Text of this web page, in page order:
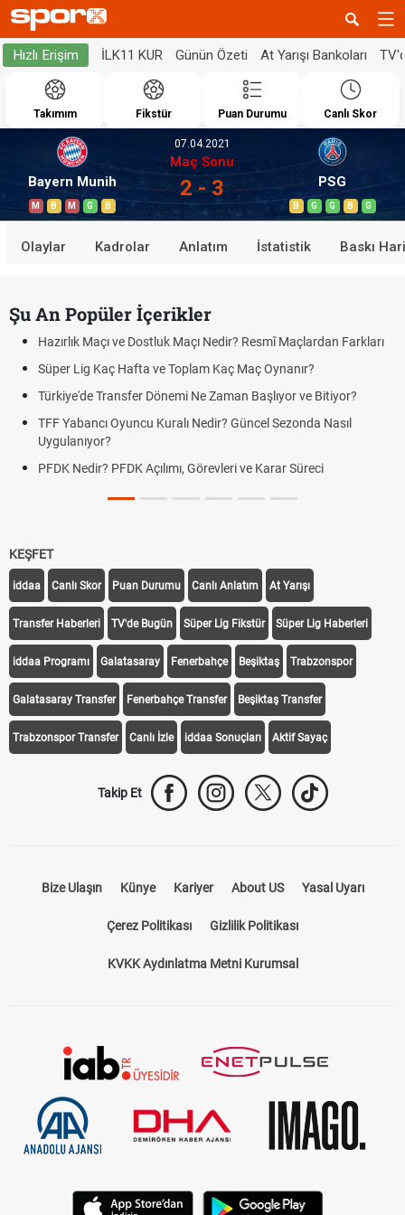
Hızlı Erişim İLK11 KUR Günün Özeti At Yarışı Bankoları
Takımım Fikstür Puan Durumu Canlı Skor
Bayern Munih
M B M G B
07.04.2021
Maç Sonu
2 - 3 PSG
B G G B G
Olaylar Kadrolar Anlatım İstatistik Baskı
Şu An Popüler İçerikler
Hazırlık Maçı ve Dostluk Maçı Nedir? Resmî Maçlardan Farkları
Süper Lig Kaç Hafta ve Toplam Kaç Maç Oynanır?
Türkiye'de Transfer Dönemi Ne Zaman Başlıyor ve Bitiyor?
TFF Yabancı Oyuncu Kuralı Nedir? Güncel Sezonda Nasıl
Uygulanıyor?
PFDK Nedir? PFDK Açılımı, Görevleri ve Karar Süreci
KEŞFET
iddaa Canlı Skor Puan Durumu Canlı Anlatım At Yarışı
Transfer Haberleri TV'de Bugün Süper Lig Fikstür Süper Lig Haberleri
iddaa Programı Galatasaray Fenerbahçe Beşiktaş Trabzonspor
Galatasaray Transfer Fenerbahçe Transfer Beşiktaş Transfer
Trabzonspor Transfer Canlı İzle iddaa Sonuçları Aktif Sayaç
Takip Et
Bize Ulaşın Künye Kariyer About US Yasal Uyarı
Çerez Politikası Gizlilik Politikası
KVKK Aydınlatma Metni Kurumsal